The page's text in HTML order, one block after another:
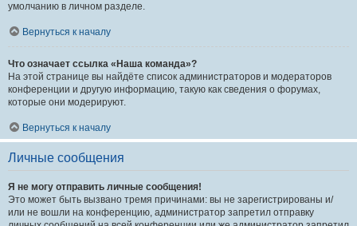
умолчанию в личном разделе.
Вернуться к началу
Что означает ссылка «Наша команда»?
На этой странице вы найдёте список администраторов и модераторов
конференции и другую информацию, такую как сведения о форумах,
которые они модерируют.
Вернуться к началу
Личные сообщения
Я не могу отправить личные сообщения!
Это может быть вызвано тремя причинами: вы не зарегистрированы и/
или не вошли на конференцию, администратор запретил отправку